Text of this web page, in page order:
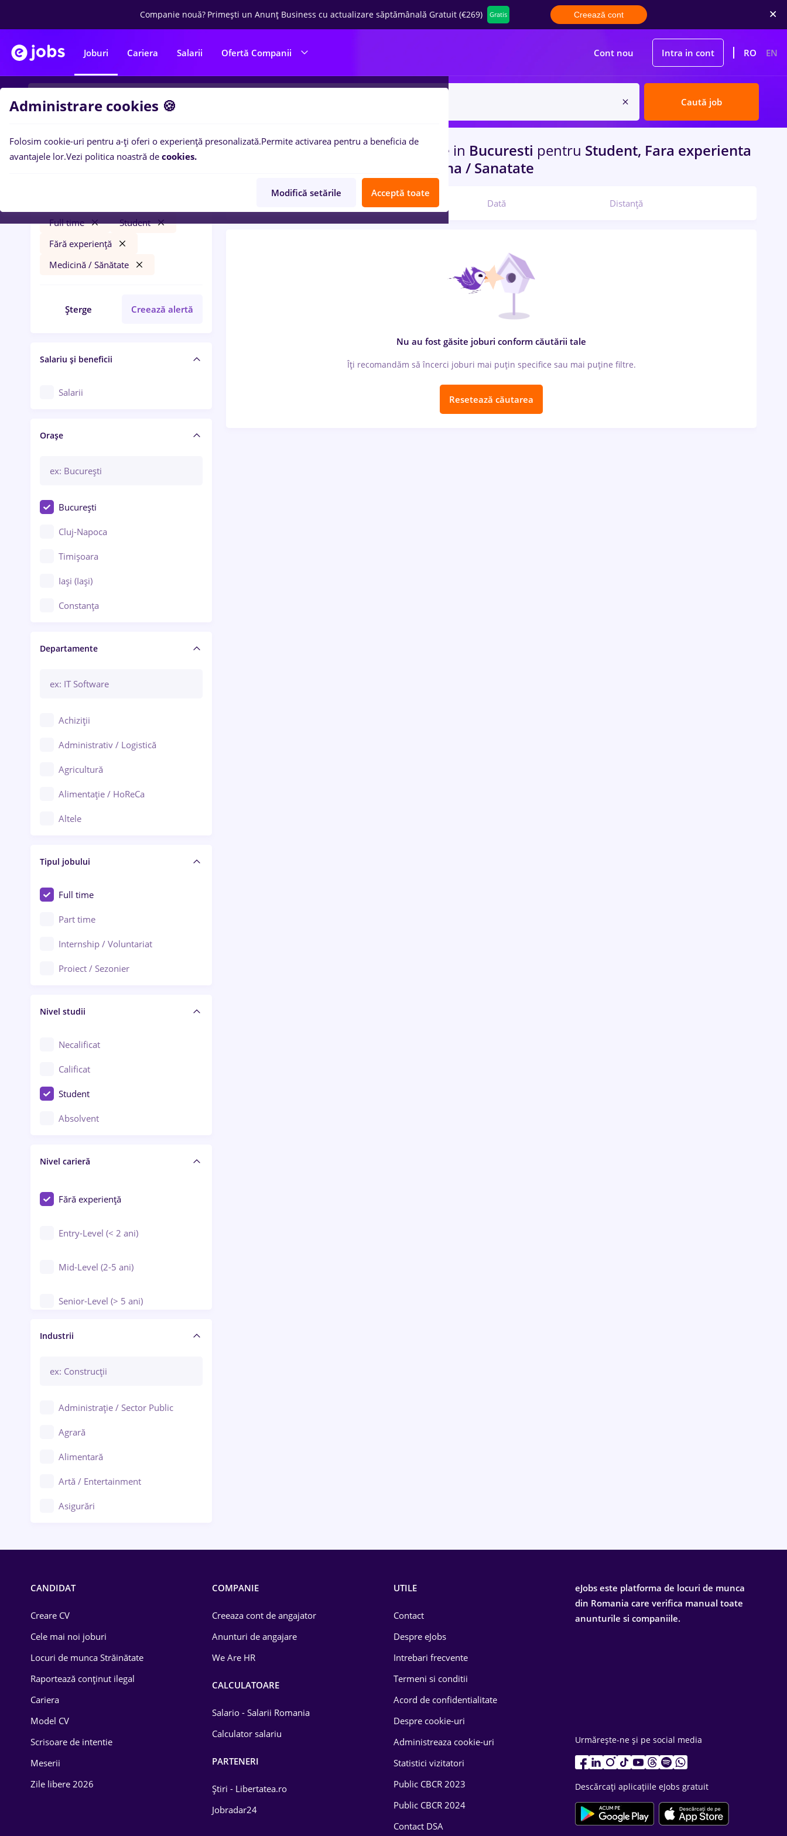
Companie nouă? Primești un Anunț Business cu actualizare săptămânală Gratuit (€269) Gratis Creează cont
Joburi Cariera Salarii Ofertă Companii Cont nou Intra in cont RO EN
Caută job
Filtre
Full time
Student
Fără experiență
Medicină / Sănătate
Șterge Creează alertă
Salariu și beneficii
Salarii
Orașe
București
Cluj-Napoca
Timișoara
Iași (Iași)
Constanța
Brașov
Bacău
Galați (Galați)
Ploiești
Arad
Baia Mare
Bârlad
Bistrița (Bistrița-Năsăud)
Departamente
Achiziții
Administrativ / Logistică
Agricultură
Alimentație / HoReCa
Altele
Asigurări
Au pair / Babysitter / Curățenie
Audit / Consultanță
Auto / Echipamente
Automatizări
Cercetare - dezvoltare
Chimie / Biochimie
Confecții / Design vestimentar
Construcții / Instalații
Controlul calității
Educație / Training / Arte
Tipul jobului
Full time
Part time
Internship / Voluntariat
Proiect / Sezonier
Nivel studii
Necalificat
Calificat
Student
Absolvent
Nivel carieră
Fără experiență
Entry-Level (< 2 ani)
Mid-Level (2-5 ani)
Senior-Level (> 5 ani)
Manager / Executiv
Industrii
Administrație / Sector Public
Agrară
Alimentară
Artă / Entertainment
Asigurări
Drept
Educație / Training
Energetică
Farma
0locuri de muncazidari, Full time in Bucuresti pentru Student, Fara experienta
Transport / Distributie, Medicina / Sanatate
Relevanță Dată Distanță
Nu au fost găsite joburi conform căutării tale
Îți recomandăm să încerci joburi mai puțin specifice sau mai puține filtre.
Resetează căutarea
CANDIDAT
Creare CV
Cele mai noi joburi
Locuri de munca Străinătate
Raportează conținut ilegal
Cariera
Model CV
Scrisoare de intentie
Meserii
Zile libere 2026
COMPANIE
Creeaza cont de angajator
Anunturi de angajare
We Are HR
CALCULATOARE
Salario - Salarii Romania
Calculator salariu
PARTENERI
Știri - Libertatea.ro
Jobradar24
UTILE
Contact
Despre eJobs
Intrebari frecvente
Termeni si conditii
Acord de confidentialitate
Despre cookie-uri
Administreaza cookie-uri
Statistici vizitatori
Public CBCR 2023
Public CBCR 2024
Contact DSA
eJobs este platforma de locuri de munca
din Romania care verifica manual toate
anunturile si companiile.
Urmărește-ne și pe social media
Descărcați aplicațiile eJobs gratuit
Administrare cookies 🍪
Folosim cookie-uri pentru a-ți oferi o experiență presonalizată.Permite activarea pentru a beneficia de
avantajele lor.Vezi politica noastră de cookies.
Modifică setările Acceptă toate